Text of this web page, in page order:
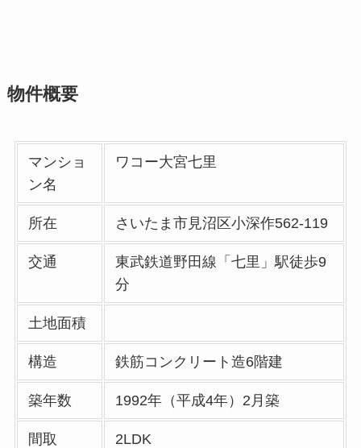
物件概要
マンショ
ン名
ワコー大宮七里
所在 さいたま市見沼区小深作562-119
交通
東武鉄道野田線「七里」駅徒歩9
分
土地面積
構造 鉄筋コンクリート造6階建
築年数 1992年（平成4年）2月築
間取 2LDK